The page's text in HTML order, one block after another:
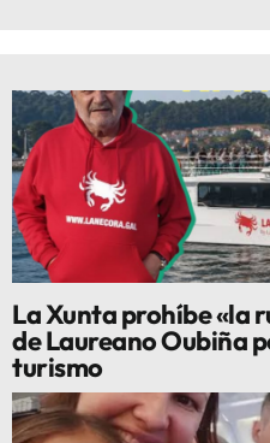
La Xunta prohíbe «la
de Laureano Oubiña
turismo